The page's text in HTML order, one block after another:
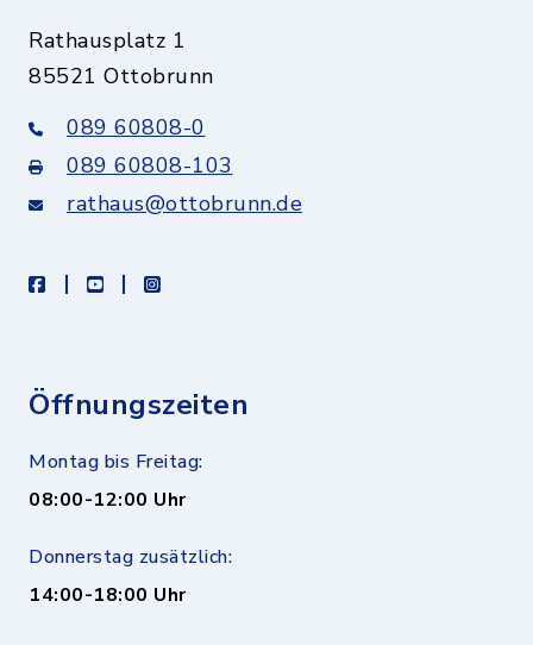
Rathausplatz 1
85521 Ottobrunn
089 60808-0
089 60808-103
rathaus@ottobrunn.de
facebookyoutubeinstagram
Öffnungszeiten
Montag bis Freitag:
08:00-12:00 Uhr
Donnerstag zusätzlich:
14:00-18:00 Uhr